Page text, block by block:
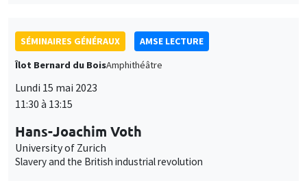
SÉMINAIRES GÉNÉRAUX
AMSE LECTURE
Îlot Bernard du BoisAmphithéâtre
Lundi 15 mai 2023
11:30 à 13:15
Hans-Joachim Voth
University of Zurich
Slavery and the British industrial revolution